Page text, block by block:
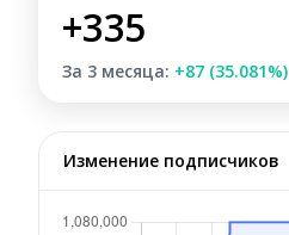
+335
За 3 месяца: +87 (35.081%)
Изменение подписчиков